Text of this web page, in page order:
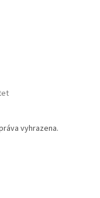
vyhrazena.